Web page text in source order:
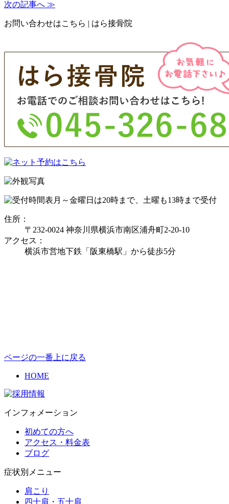
次の記事へ ≫
お問い合わせはこちら | はら接骨院
月～金曜日は20時まで、土曜も13時まで受付
住所：
〒232-0024 神奈川県横浜市南区浦舟町2-20-10
アクセス：
横浜市営地下鉄「阪東橋駅」から徒歩5分
ページの一番上に戻る
HOME
インフォメーション
初めての方へ
アクセス・料金表
ブログ
症状別メニュー
肩こり
四十肩・五十肩